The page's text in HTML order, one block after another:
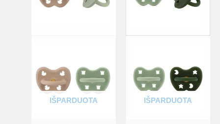
IŠPARDUOTA IŠPARDUOTA